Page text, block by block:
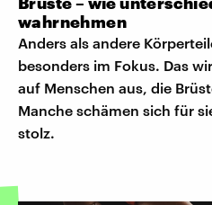
wahrnehmen
Anders als andere
besonders im Fokus. Das
auf Menschen aus, die
Manche schämen sich für
stolz.